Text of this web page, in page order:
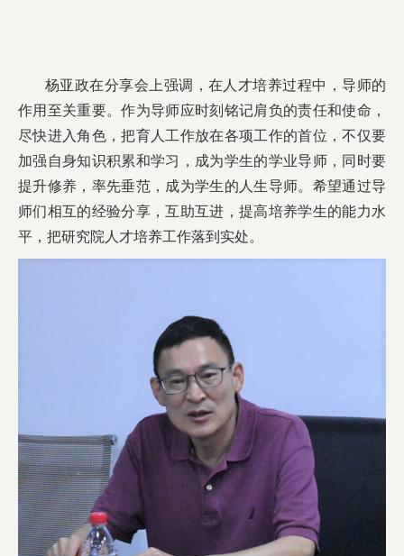
杨亚政在分享会上强调，在人才培养过程中，导师的
作用至关重要。作为导师应时刻铭记肩负的责任和使命，
尽快进入角色，把育人工作放在各项工作的首位，不仅要
加强自身知识积累和学习，成为学生的学业导师，同时要
提升修养，率先垂范，成为学生的人生导师。希望通过导
师们相互的经验分享，互助互进，提高培养学生的能力水
平，把研究院人才培养工作落到实处。